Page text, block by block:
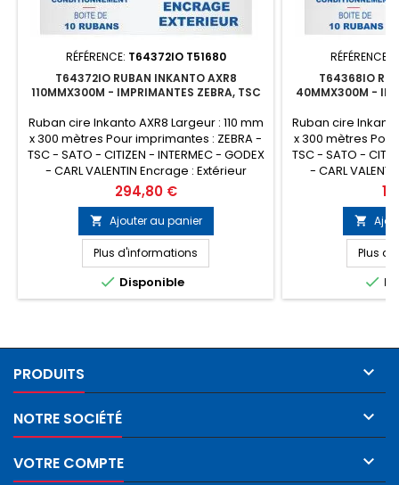
RÉFÉRENCE: T64372IO T51680
T64372IO RUBAN INKANTO AXR8
110MMX300M - IMPRIMANTES ZEBRA, TSC
Ruban cire Inkanto AXR8 Largeur : 110 mm
x 300 mètres Pour imprimantes : ZEBRA -
TSC - SATO - CITIZEN - INTERMEC - GODEX
- CARL VALENTIN Encrage : Extérieur
Conditionnement : Boîte de 10 rubans
(Prix de la boîte) Remplace la référence
ARMOR T51680
Prix
294,80 €
 Ajouter au panier
Plus d'informations
 Disponible
RÉFÉRENCE:
T64368IO
40MMX300M -
Ruban cire
x 300 mètres
TSC - SATO -
- CARL
(Prix de la

Plus

PRODUITS 
NOTRE SOCIÉTÉ 
VOTRE COMPTE 